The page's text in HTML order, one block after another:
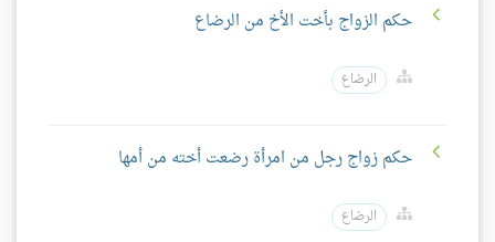
حكم الزواج بأخت الأخ من الرضاع
الرضاع
حكم زواج رجل من امرأة رضعت أخته من أمها
الرضاع